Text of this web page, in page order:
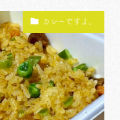
カレーですよ。